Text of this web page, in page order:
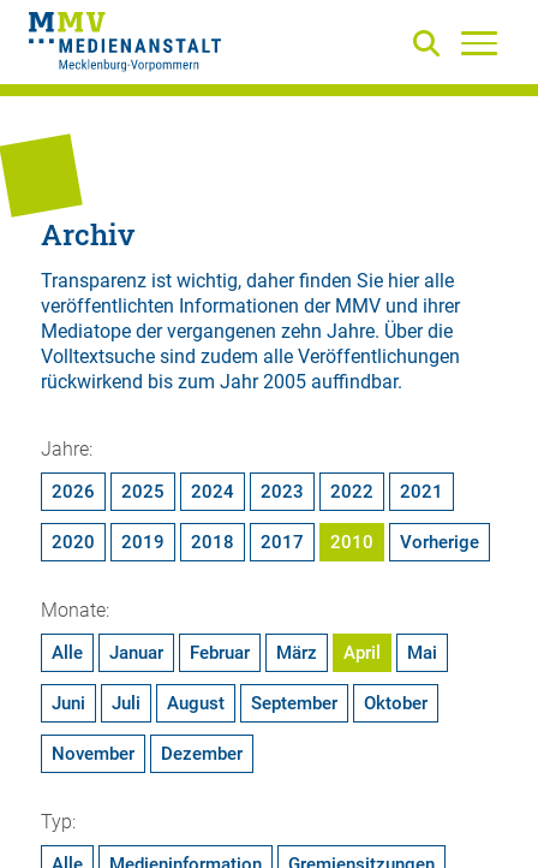
Archiv
Transparenz ist wichtig, daher finden Sie hier alle
veröffentlichten Informationen der MMV und ihrer
Mediatope der vergangenen zehn Jahre. Über die
Volltextsuchesind zudem alle Veröffentlichungen
rückwirkend bis zum Jahr 2005 auffindbar.
Jahre:
2026 2025 2024 2023 2022 2021
2020 2019 2018 2017 2010 Vorherige
Monate:
Alle Januar Februar März April Mai
Juni Juli August September Oktober
November Dezember
Typ: